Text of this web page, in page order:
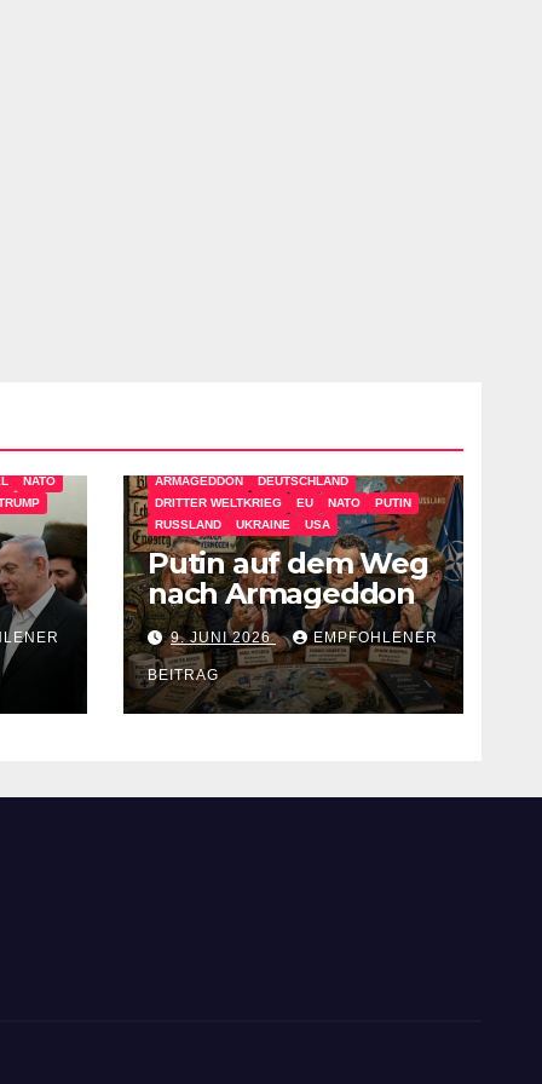
NATO
ARMAGEDDON
DEUTSCHLAND
DRITTER WELTKRIEG
EU NATO
PUTIN
RUSSLAND
UKRAINE USA
Putin auf dem Weg
nach Armageddon
9. JUNI 2026 EMPFOHLENER
BEITRAG